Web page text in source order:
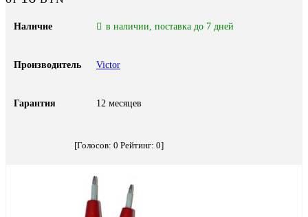
Наличие в наличии, поставка до 7 дней
Производитель Victor
Гарантия 12 месяцев
[Голосов: 0 Рейтинг: 0]